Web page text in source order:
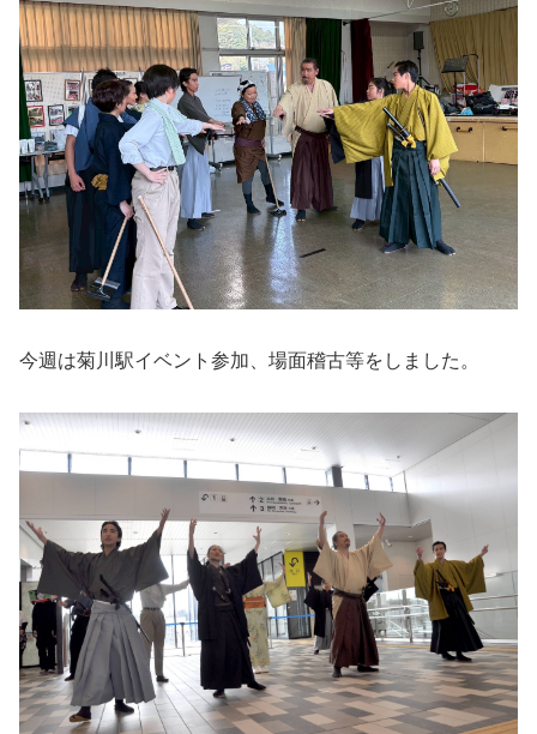
今週は菊川駅イベント参加、場面稽古等をしました。